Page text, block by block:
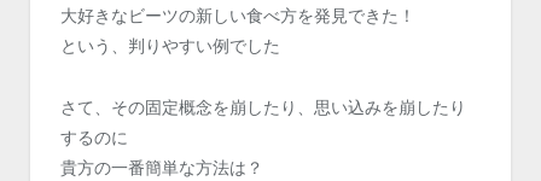
大好きなビーツの新しい食べ方を発見できた！
という、判りやすい例でした
さて、その固定概念を崩したり、思い込みを崩したり
するのに
貴方の一番簡単な方法は？